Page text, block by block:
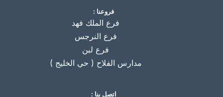
فروعنا :
فرع الملك فهد
فرع النرجس
فرع لبن
مدارس الفلاح ( حي الخليج )
اتصل بنا :